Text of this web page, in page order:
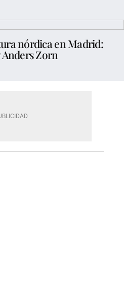
nórdica en Madrid:
Zorn